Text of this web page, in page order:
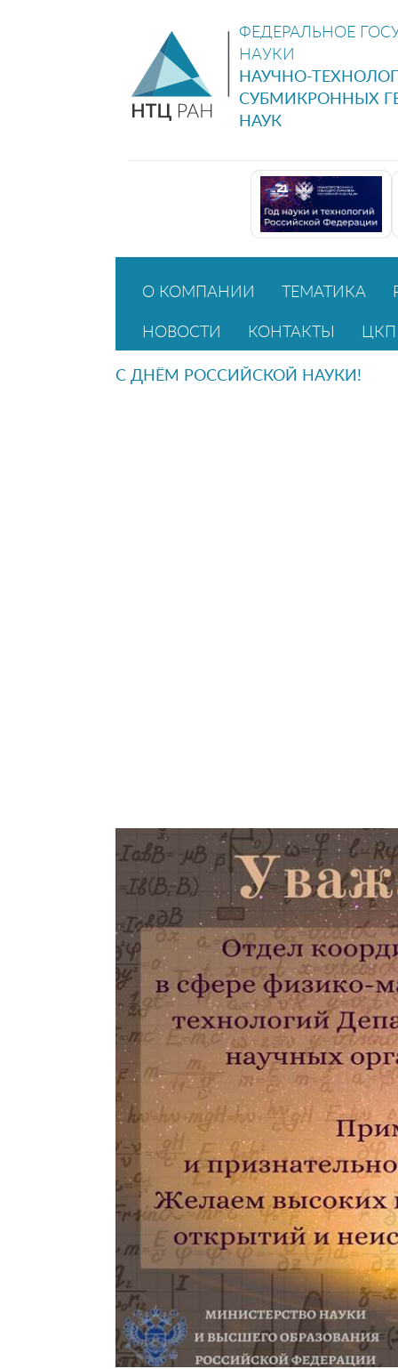
ФЕДЕРАЛЬНОЕ
НАУКИ
НАУЧНО-
СУБМИКРОННЫХ
НАУК
О КОМПАНИИ ТЕМАТИКА
НОВОСТИ КОНТАКТЫ ЦКП
С ДНЁМ РОССИЙСКОЙ НАУКИ!